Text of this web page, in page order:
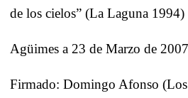
de los cielos” (La Laguna 1994)
Agüimes a 23 de Marzo de 2007
Firmado: Domingo Afonso (Los